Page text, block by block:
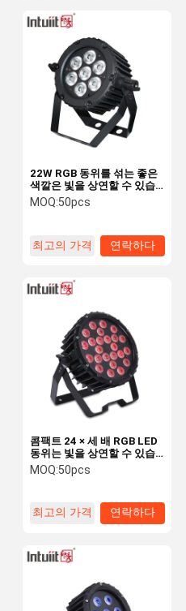
습니다
단계 빛
22W RGB 동위를 섞는 좋은
색깔은 빛을 상연할 수 있습
니다
MOQ:50pcs
최고의 가격 연락하다
콤팩트 24 × 세 배 RGB LED
동위는 빛을 상연할 수 있습
니다
MOQ:50pcs
최고의 가격 연락하다